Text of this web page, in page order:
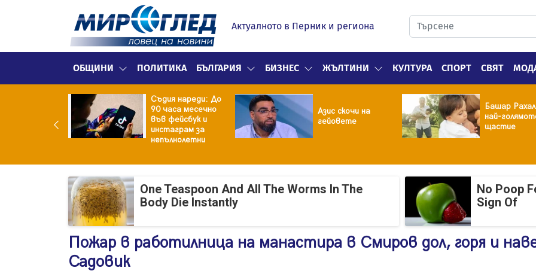
Актуалното в Перник и региона
ОБЩИНИ ПОЛИТИКА БЪЛГАРИЯ БИЗНЕС ЖЪЛТИНИ КУЛТУРА СПОРТ СВЯТ
Съдия нареди: До
90 часа месечно
във фейсбук и
инстаграм за
непълнолетни
Азис скочи на
гейовете
Башар Рахал
най-
щастие
One Teaspoon And All The Worms In The
Body Die Instantly
No Poop
Sign Of
Пожар в работилница на манастира в Смиров дол, горя и
Садовик